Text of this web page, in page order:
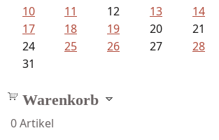
10
11 12 13 14
17
18 19 20 21
24
25 26 27 28
31
Warenkorb
0Artikel